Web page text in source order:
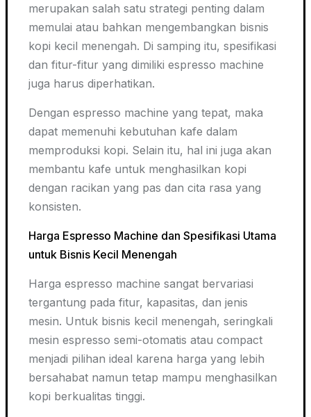
merupakan salah satu strategi penting dalam
memulai atau bahkan mengembangkan bisnis
kopi kecil menengah. Di samping itu, spesifikasi
dan fitur-fitur yang dimiliki espresso machine
juga harus diperhatikan.
Dengan espresso machine yang tepat, maka
dapat memenuhi kebutuhan kafe dalam
memproduksi kopi. Selain itu, hal ini juga akan
membantu kafe untuk menghasilkan kopi
dengan racikan yang pas dan cita rasa yang
konsisten.
Harga Espresso Machine dan Spesifikasi Utama
untuk Bisnis Kecil Menengah
Harga espresso machine sangat bervariasi
tergantung pada fitur, kapasitas, dan jenis
mesin. Untuk bisnis kecil menengah, seringkali
mesin espresso semi-otomatis atau compact
menjadi pilihan ideal karena harga yang lebih
bersahabat namun tetap mampu menghasilkan
kopi berkualitas tinggi.